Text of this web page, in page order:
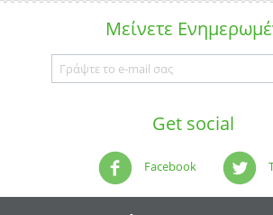
Μείνετε
Get social
Facebook